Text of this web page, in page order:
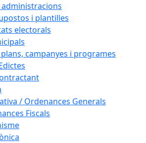
i plantilles
electorals
campanyes i programes
/ Ordenances Generals
Fiscals